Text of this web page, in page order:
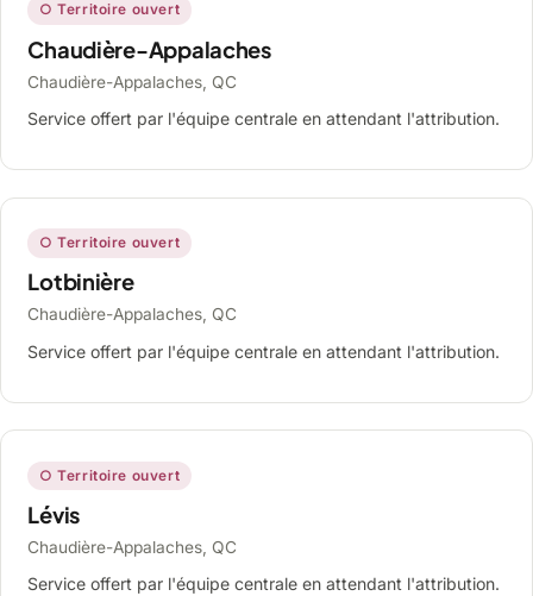
○ Territoire ouvert
Chaudière-Appalaches
Chaudière-Appalaches, QC
Service offert par l'équipe centrale en attendant l'attribution.
○ Territoire ouvert
Lotbinière
Chaudière-Appalaches, QC
Service offert par l'équipe centrale en attendant l'attribution.
○ Territoire ouvert
Lévis
Chaudière-Appalaches, QC
Service offert par l'équipe centrale en attendant l'attribution.